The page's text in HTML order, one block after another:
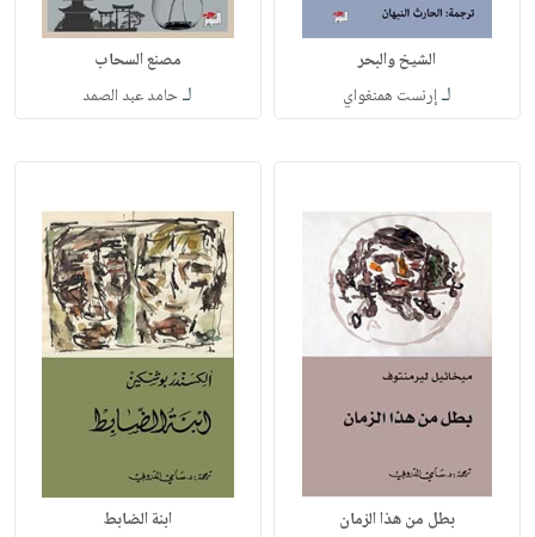
الشيخ والبحر
لـإرنست همنغواي
مصنع السحاب
لـحامد عبد الصمد
بطل من هذا الزمان ابنة الضابط